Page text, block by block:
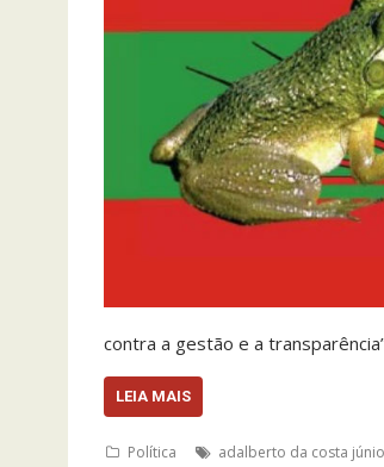
contra a gestão e a
LEIA MAIS
Política adalberto da costa